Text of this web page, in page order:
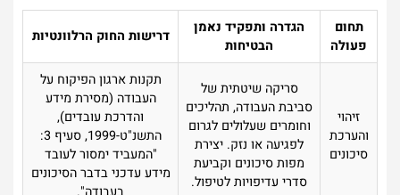
תחום
פעולה
הגדרה ותפקיד נאמן
הבטיחות
דרישות החוק הרלוונטיות
זיהוי
והערכת
סיכונים
סריקה שיטתית של
סביבת העבודה, תהליכים
וחומרים שעלולים לגרום
לפגיעה או נזק. יצירת
מפות סיכונים וקביעת
סדרי עדיפויות לטיפול.
תקנות ארגון הפיקוח על
העבודה (מסירת מידע
והדרכת עובדים),
התשנ"ט-1999, סעיף 3:
"המעביד ימסור לעובד
מידע עדכני בדבר הסיכונים